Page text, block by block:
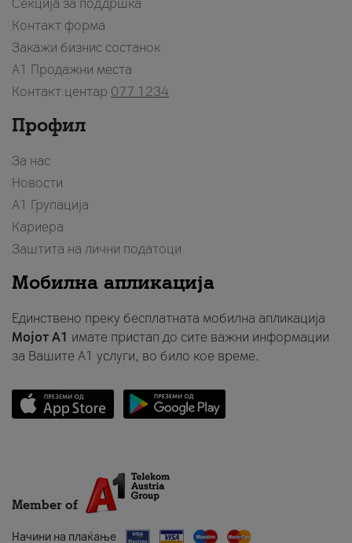
Секција за поддршка
Контакт форма
Закажи бизнис состанок
A1 Продажни места
Контакт центар 077 1234
Профил
За нас
Новости
А1 Групација
Кариера
Заштита на лични податоци
Мобилна апликација
Единствено преку бесплатната мобилна апликација
Мојот A1 имате пристап до сите важни информации
за Вашите A1 услуги, во било кое време.
Member of
Начини на плаќање